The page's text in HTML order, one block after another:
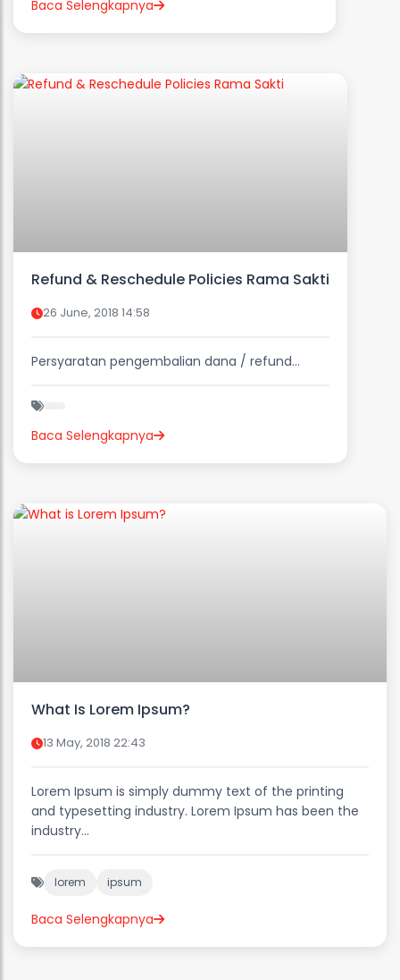
Baca Selengkapnya
Refund & Reschedule Policies Rama Sakti
26 June, 2018 14:58
Persyaratan pengembalian dana / refund...
Baca Selengkapnya
What Is Lorem Ipsum?
13 May, 2018 22:43
Lorem Ipsum is simply dummy text of the printing
and typesetting industry. Lorem Ipsum has been the
industry...
lorem ipsum
Baca Selengkapnya